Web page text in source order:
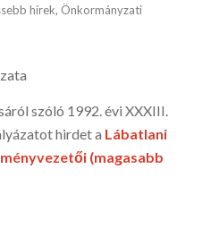
hírek, Önkormányzati
szóló 1992. évi XXXIII.
hirdet a Lábatlani
(magasabb